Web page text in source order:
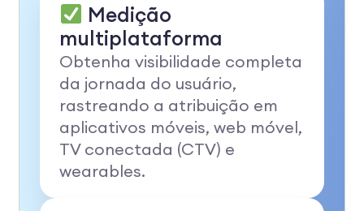
Medição
multiplataforma
Obtenha visibilidade completa
da jornada do usuário,
rastreando a atribuição em
aplicativos móveis, web móvel,
TV conectada (CTV) e
wearables.